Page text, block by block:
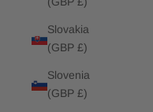
Slovakia
(GBP £)
Slovenia
(GBP £)